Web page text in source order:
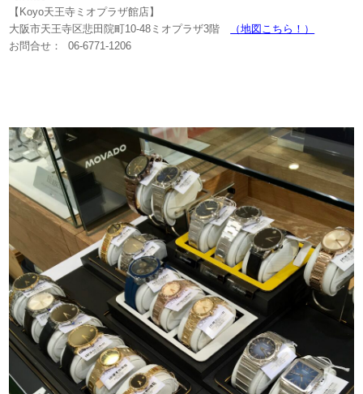
【Koyo天王寺ミオプラザ館店】
大阪市天王寺区悲田院町10-48ミオプラザ3階
（地図こちら！）
お問合せ： 06-6771-1206